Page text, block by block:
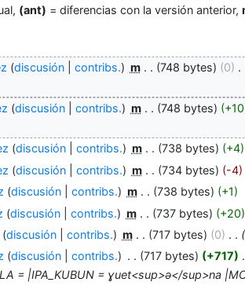
(ant) = diferencias con la versión anterior,
discusión contribs. m 748 bytes 0
discusión contribs. m 748 bytes +10
discusión contribs. m 738 bytes +4
discusión contribs. m 734 bytes -4
discusión contribs. m 738 bytes
+1
discusión contribs. m 737 bytes
+20
discusión contribs. m 717 bytes 0
discusión contribs. 717 bytes +717
= |IPA_KUBUN = ɣuet<sup>ə</sup>na